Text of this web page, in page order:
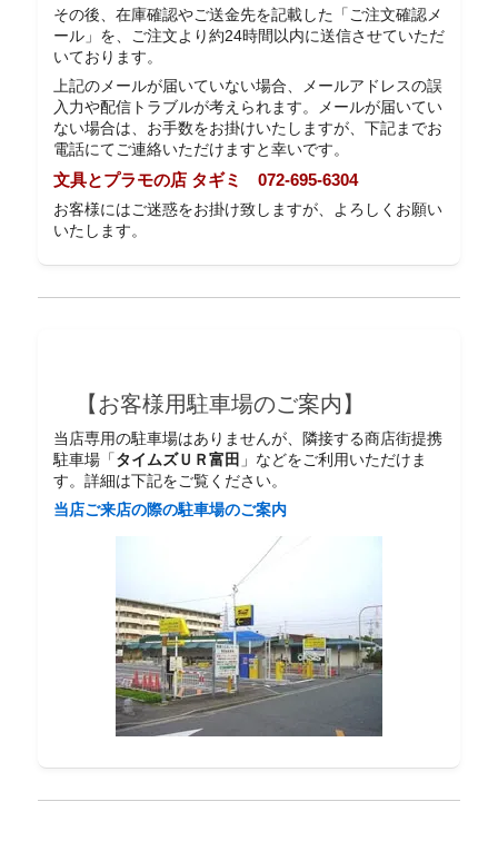
その後、在庫確認やご送金先を記載した「ご注文確認メ
ール」を、ご注文より約24時間以内に送信させていただ
いております。
上記のメールが届いていない場合、メールアドレスの誤
入力や配信トラブルが考えられます。メールが届いてい
ない場合は、お手数をお掛けいたしますが、下記までお
電話にてご連絡いただけますと幸いです。
文具とプラモの店 タギミ 072-695-6304
お客様にはご迷惑をお掛け致しますが、よろしくお願い
いたします。
【お客様用駐車場のご案内】
当店専用の駐車場はありませんが、隣接する商店街提携
駐車場「タイムズＵＲ富田 」などをご利用いただけま
す。詳細は下記をご覧ください。
当店ご来店の際の駐車場のご案内